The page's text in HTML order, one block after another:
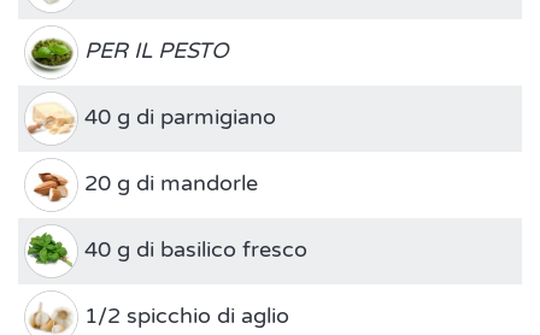
PER IL PESTO
40 g di parmigiano
20 g di mandorle
40 g di basilico fresco
1/2 spicchio di aglio